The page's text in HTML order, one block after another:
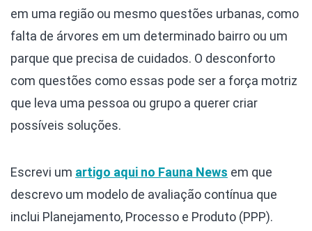
em uma região ou mesmo questões urbanas, como
falta de árvores em um determinado bairro ou um
parque que precisa de cuidados. O desconforto
com questões como essas pode ser a força motriz
que leva uma pessoa ou grupo a querer criar
possíveis soluções.
Escrevi um artigo aqui no Fauna News em que
descrevo um modelo de avaliação contínua que
inclui Planejamento, Processo e Produto (PPP).